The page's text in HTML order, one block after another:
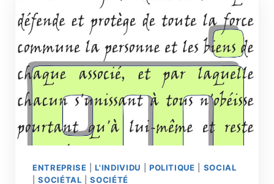
ENTREPRISE |L'INDIVIDU POLITIQUE
SOCIAL
|SOCIÉTAL |SOCIÉTÉ